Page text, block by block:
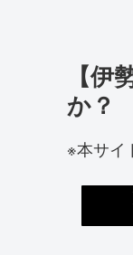
【
か？
※本サイ